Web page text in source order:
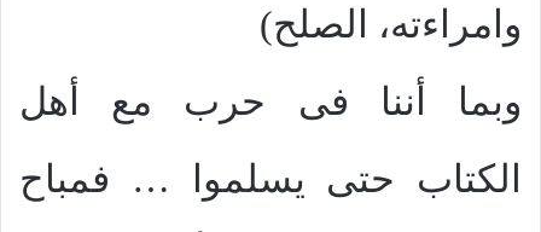
وامراءته، الصلح)
وبما أننا فى حرب مع أهل
الكتاب حتى يسلموا … فمباح